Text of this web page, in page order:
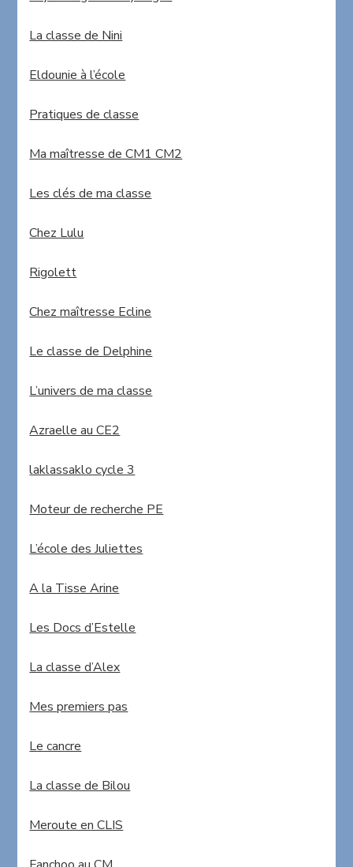
La classe de Nini
Eldounie à l’école
Pratiques de classe
Ma maîtresse de CM1 CM2
Les clés de ma classe
Chez Lulu
Rigolett
Chez maîtresse Ecline
Le classe de Delphine
L’univers de ma classe
Azraelle au CE2
laklassaklo cycle 3
Moteur de recherche PE
L’école des Juliettes
A la Tisse Arine
Les Docs d’Estelle
La classe d’Alex
Mes premiers pas
Le cancre
La classe de Bilou
Meroute en CLIS